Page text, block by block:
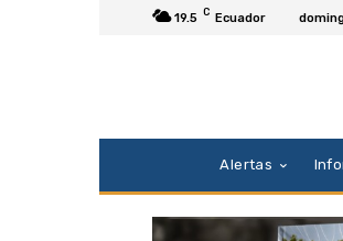
19.5 C Ecuador
Alertas